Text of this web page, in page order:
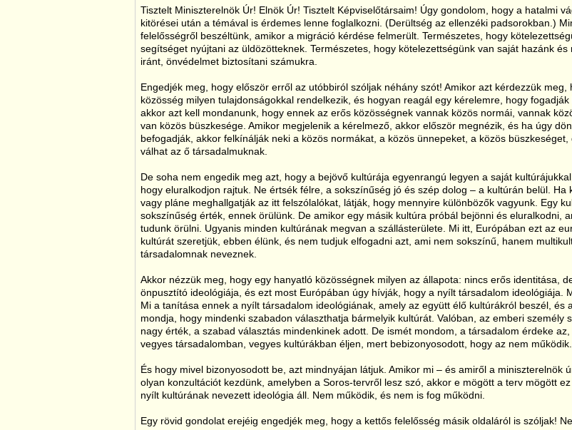
Tisztelt Miniszterelnök Úr! Elnök Úr! Tisztelt Képviselőtársaim! Úgy gondolom, hogy a hatalmi
kitörései után a témával is érdemes lenne foglalkozni. (Derültség az ellenzéki padsorokban.)
felelősségről beszéltünk, amikor a migráció kérdése felmerült. Természetes, hogy
segítséget nyújtani az üldözötteknek. Természetes, hogy kötelezettségünk van saját hazánk és
iránt, önvédelmet biztosítani számukra.
Engedjék meg, hogy először erről az utóbbiról szóljak néhány szót! Amikor azt kérdezzük meg,
közösség milyen tulajdonságokkal rendelkezik, és hogyan reagál egy kérelemre, hogy fogadják
akkor azt kell mondanunk, hogy ennek az erős közösségnek vannak közös normái, vannak
van közös büszkesége. Amikor megjelenik a kérelmező, akkor először megnézik, és ha úgy
befogadják, akkor felkínálják neki a közös normákat, a közös ünnepeket, a közös büszkeséget,
válhat az ő társadalmuknak.
De soha nem engedik meg azt, hogy a bejövő kultúrája egyenrangú legyen a saját
hogy eluralkodjon rajtuk. Ne értsék félre, a sokszínűség jó és szép dolog – a kultúrán belül. Ha
vagy pláne meghallgatják az itt felszólalókat, látják, hogy mennyire különbözők vagyunk. Egy
sokszínűség érték, ennek örülünk. De amikor egy másik kultúra próbál bejönni és eluralkodni,
tudunk örülni. Ugyanis minden kultúrának megvan a szállásterülete. Mi itt, Európában ezt az
kultúrát szeretjük, ebben élünk, és nem tudjuk elfogadni azt, ami nem sokszínű, hanem
társadalomnak neveznek.
Akkor nézzük meg, hogy egy hanyatló közösségnek milyen az állapota: nincs erős identitása,
önpusztító ideológiája, és ezt most Európában úgy hívják, hogy a nyílt társadalom ideológiája.
Mi a tanítása ennek a nyílt társadalom ideológiának, amely az együtt élő kultúrákról beszél, és
mondja, hogy mindenki szabadon választhatja bármelyik kultúrát. Valóban, az emberi személy
nagy érték, a szabad választás mindenkinek adott. De ismét mondom, a társadalom érdeke
vegyes társadalomban, vegyes kultúrákban éljen, mert bebizonyosodott, hogy az nem működik.
És hogy mivel bizonyosodott be, azt mindnyájan látjuk. Amikor mi – és amiről a miniszterelnök
olyan konzultációt kezdünk, amelyben a Soros-tervről lesz szó, akkor e mögött a terv mögött ez
nyílt kultúrának nevezett ideológia áll. Nem működik, és nem is fog működni.
Egy rövid gondolat erejéig engedjék meg, hogy a kettős felelősség másik oldaláról is szóljak!